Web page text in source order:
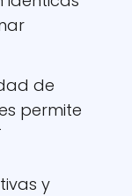
de
permite
y